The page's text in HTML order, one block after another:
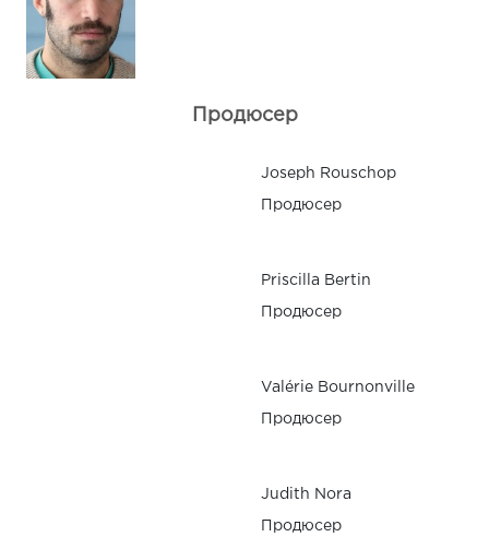
Продюсер
Joseph Rouschop
Продюсер
Priscilla Bertin
Продюсер
Valérie Bournonville
Продюсер
Judith Nora
Продюсер